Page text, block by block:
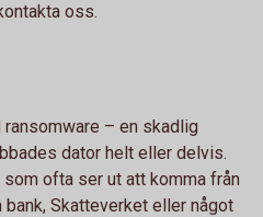
oss.
– en skadlig
dator helt eller delvis.
ofta ser ut att komma från
Skatteverket eller något